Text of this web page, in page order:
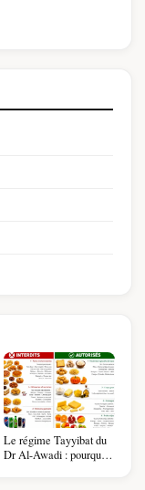
Le régime Tayyibat du
Dr Al-Awadi : pourquoi